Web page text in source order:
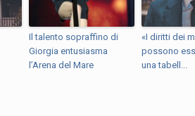
Il talento sopraffino di
Giorgia entusiasma
l’Arena del Mare
«I diritti dei
possono
una tabell...